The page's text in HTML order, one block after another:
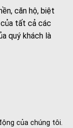
căn hộ, biệt
tất cả các
quý khách là
của chúng tôi.